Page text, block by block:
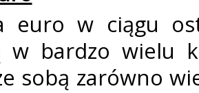
euro w ciągu
w bardzo wielu
sobą zarówno